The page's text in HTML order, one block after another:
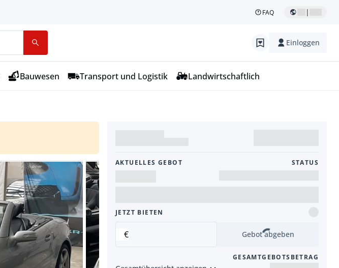
FAQ |
Einloggen
Bauwesen Transport und Logistik Landwirtschaftlich
AKTUELLES GEBOT STATUS
JETZT BIETEN
€ Gebot abgeben
GESAMTGEBOTSBETRAG